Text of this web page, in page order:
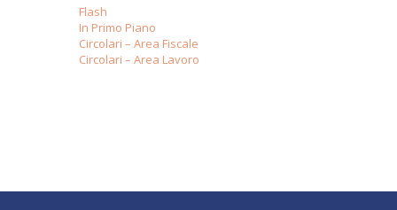
Flash
In Primo Piano
Circolari – Area Fiscale
Circolari – Area Lavoro